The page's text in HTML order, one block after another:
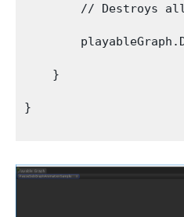
// Destroys
    }
}